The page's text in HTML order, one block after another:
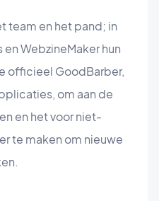
team en het pand; in
WebzineMaker hun
officieel GoodBarber,
om aan de
en het voor niet-
te maken om nieuwe